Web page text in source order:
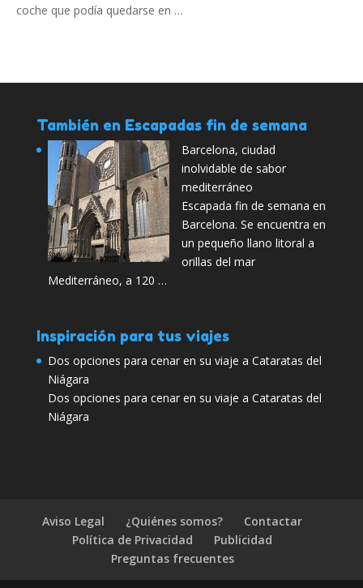
coche que podía quedarse en …
También en Escapadas fin de semana
Barcelona, ciudad
inolvidable de sabor
mediterráneo
Escapada fin de semana en
Barcelona. Se encuentra en
un pequeño llano litoral a
orillas del mar
Mediterráneo, a 120 …
Inspiración para tus viajes
Dos opciones para cenar en su viaje a Cataratas del
Niágara
Dos opciones para cenar en su viaje a Cataratas del
Niágara
Aviso Legal ¿Quiénes somos?
Contactar
Política de Privacidad
Publicidad
Preguntas frecuentes